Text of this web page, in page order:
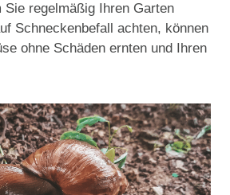
regelmäßig Ihren Garten
Schneckenbefall achten, können
ohne Schäden ernten und Ihren